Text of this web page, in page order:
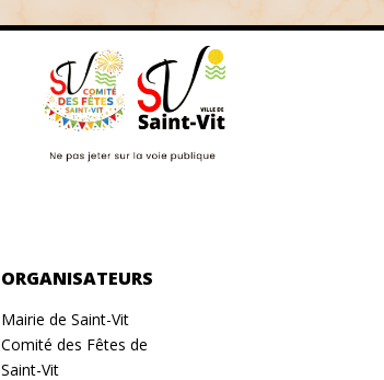
ORGANISATEURS
Mairie de Saint-Vit
Comité des Fêtes de
Saint-Vit